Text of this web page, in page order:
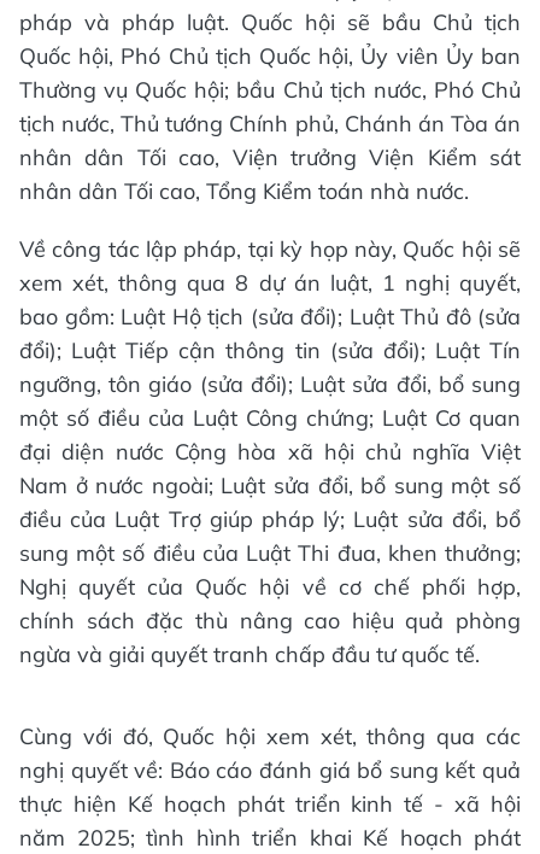
pháp và pháp luật. Quốc hội sẽ bầu Chủ tịch
Quốc hội, Phó Chủ tịch Quốc hội, Ủy viên Ủy ban
Thường vụ Quốc hội; bầu Chủ tịch nước, Phó Chủ
tịch nước, Thủ tướng Chính phủ, Chánh án Tòa án
nhân dân Tối cao, Viện trưởng Viện Kiểm sát
nhân dân Tối cao, Tổng Kiểm toán nhà nước.
Về công tác lập pháp, tại kỳ họp này, Quốc hội sẽ
xem xét, thông qua 8 dự án luật, 1 nghị quyết,
bao gồm: Luật Hộ tịch (sửa đổi); Luật Thủ đô (sửa
đổi); Luật Tiếp cận thông tin (sửa đổi); Luật Tín
ngưỡng, tôn giáo (sửa đổi); Luật sửa đổi, bổ sung
một số điều của Luật Công chứng; Luật Cơ quan
đại diện nước Cộng hòa xã hội chủ nghĩa Việt
Nam ở nước ngoài; Luật sửa đổi, bổ sung một số
điều của Luật Trợ giúp pháp lý; Luật sửa đổi, bổ
sung một số điều của Luật Thi đua, khen thưởng;
Nghị quyết của Quốc hội về cơ chế phối hợp,
chính sách đặc thù nâng cao hiệu quả phòng
ngừa và giải quyết tranh chấp đầu tư quốc tế.
Cùng với đó, Quốc hội xem xét, thông qua các
nghị quyết về: Báo cáo đánh giá bổ sung kết quả
thực hiện Kế hoạch phát triển kinh tế - xã hội
năm 2025; tình hình triển khai Kế hoạch phát